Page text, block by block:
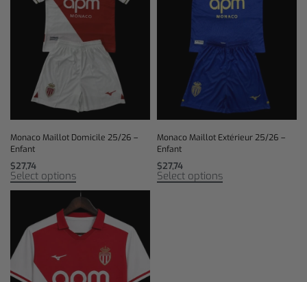
Monaco Maillot Domicile 25/26 –
Enfant
$27,74
Select options
Monaco Maillot Extérieur 25/26 –
Enfant
$27,74
Select options